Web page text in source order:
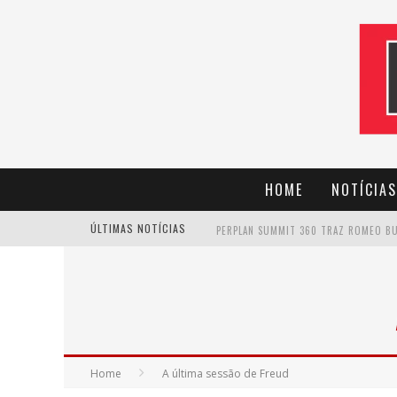
HOME NOTÍCIAS
ÚLTIMAS NOTÍCIAS
Home A última sessão de Freud